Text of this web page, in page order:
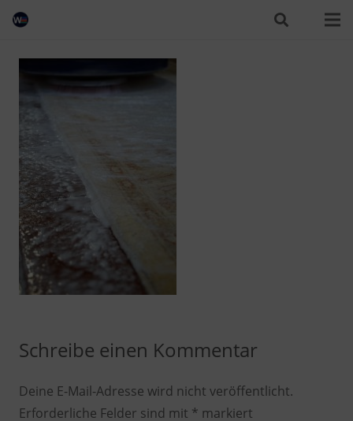
Schreibe einen Kommentar
Deine E-Mail-Adresse wird nicht veröffentlicht.
Erforderliche Felder sind mit * markiert